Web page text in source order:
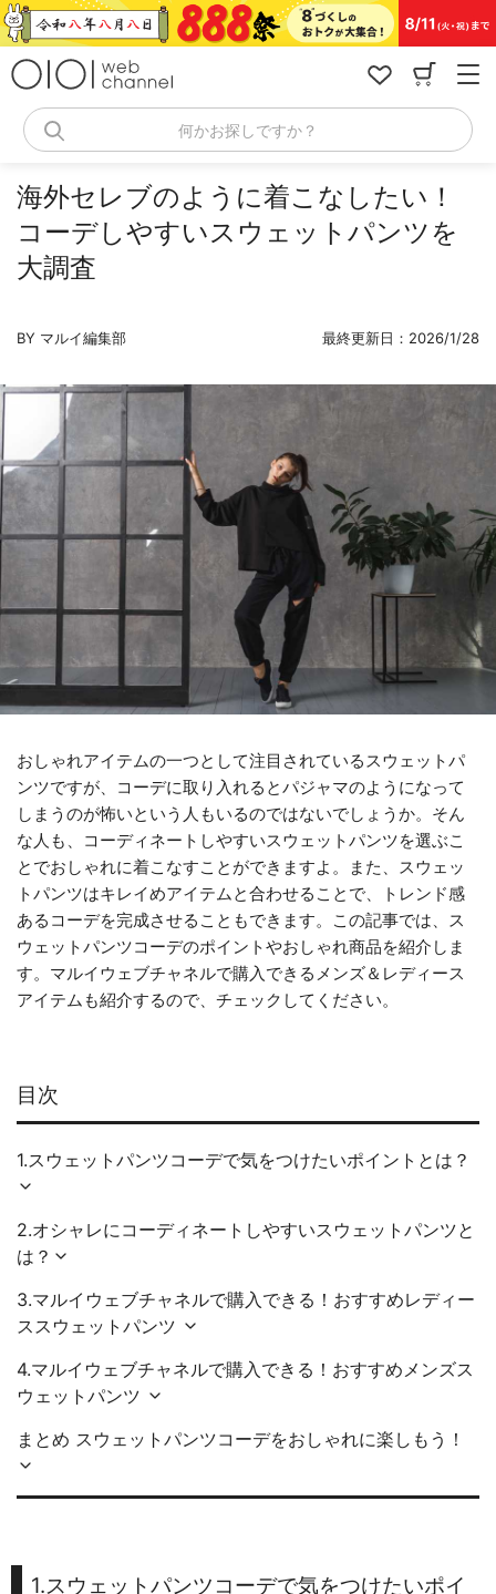
コ
ン
何かお探しですか？
海外セレブのように着こなしたい！
コーデしやすいスウェットパンツを
大調査
BY マルイ編集部 最終更新日：2026/1/28
おしゃれアイテムの一つとして注目されているスウェットパ
ンツですが、コーデに取り入れるとパジャマのようになって
しまうのが怖いという人もいるのではないでしょうか。そん
な人も、コーディネートしやすいスウェットパンツを選ぶこ
とでおしゃれに着こなすことができますよ。また、スウェッ
トパンツはキレイめアイテムと合わせることで、トレンド感
あるコーデを完成させることもできます。この記事では、ス
ウェットパンツコーデのポイントやおしゃれ商品を紹介しま
す。マルイウェブチャネルで購入できるメンズ＆レディース
アイテムも紹介するので、チェックしてください。
目次
1.スウェットパンツコーデで気をつけたいポイントとは？
2.オシャレにコーディネートしやすいスウェットパンツと
は？
3.マルイウェブチャネルで購入できる！おすすめレディー
ススウェットパンツ
4.マルイウェブチャネルで購入できる！おすすめメンズス
ウェットパンツ
まとめ スウェットパンツコーデをおしゃれに楽しもう！
1.スウェットパンツコーデで気をつけたいポイ